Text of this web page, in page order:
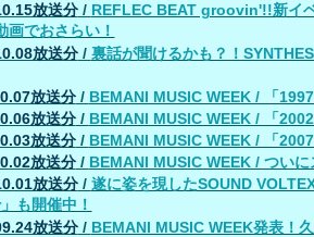
放送分/ REFLEC BEAT groovin'!!新イ
画でおさらい！
放送分/ 裏話が聞けるかも？！
放送分/ BEMANI MUSIC WEEK / 「
放送分/ BEMANI MUSIC WEEK / 「
放送分/ BEMANI MUSIC WEEK / 「
放送分/ BEMANI MUSIC WEEK / つい
放送分/ 遂に姿を現したSOUND
も開催中！
放送分/ BEMANI MUSIC WEEK発表！